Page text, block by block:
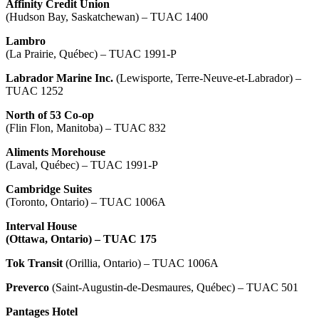
Affinity Credit Union
(Hudson Bay, Saskatchewan) – TUAC 1400
Lambro
(La Prairie, Québec) – TUAC 1991-P
Labrador Marine Inc. (Lewisporte, Terre-Neuve-et-Labrador) –
TUAC 1252
North of 53 Co-op
(Flin Flon, Manitoba) – TUAC 832
Aliments Morehouse
(Laval, Québec) – TUAC 1991-P
Cambridge Suites
(Toronto, Ontario) – TUAC 1006A
Interval House
(Ottawa, Ontario) – TUAC 175
Tok Transit (Orillia, Ontario) – TUAC 1006A
Preverco (Saint-Augustin-de-Desmaures, Québec) – TUAC 501
Pantages Hotel